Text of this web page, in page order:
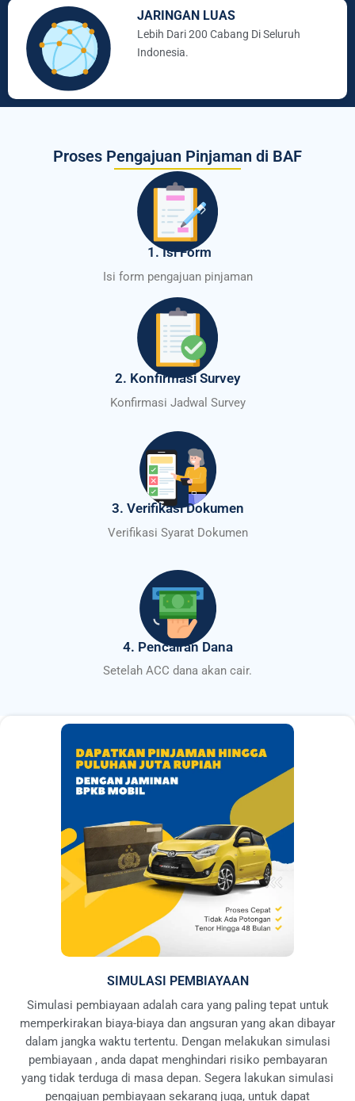
JARINGAN LUAS
Lebih Dari 200 Cabang Di Seluruh
Indonesia.
Proses Pengajuan Pinjaman di BAF
1. Isi Form
Isi form pengajuan pinjaman
2. Konfirmasi Survey
Konfirmasi Jadwal Survey
3. Verifikasi Dokumen
Verifikasi Syarat Dokumen
4. Pencairan Dana
Setelah ACC dana akan cair.
SIMULASI PEMBIAYAAN
Simulasi pembiayaan adalah cara yang paling tepat untuk
memperkirakan biaya-biaya dan angsuran yang akan dibayar
dalam jangka waktu tertentu. Dengan melakukan simulasi
pembiayaan , anda dapat menghindari risiko pembayaran
yang tidak terduga di masa depan. Segera lakukan simulasi
pengajuan pembiayaan sekarang juga, untuk dapat